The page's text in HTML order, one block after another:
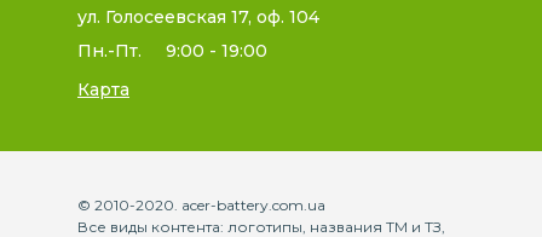
ул. Голосеевская 17, оф. 104
Пн.-Пт.
9:00 - 19:00
Карта
© 2010-2020. acer-battery.com.ua
Все виды контента: логотипы, названия ТМ и ТЗ,